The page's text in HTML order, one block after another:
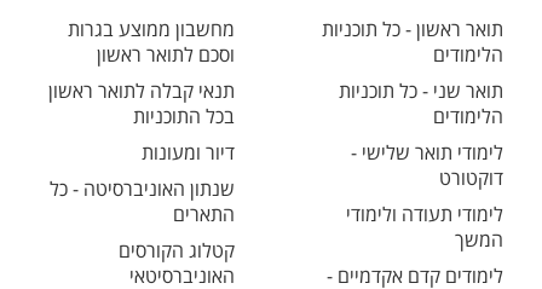
תואר ראשון - כל תוכניות
הלימודים
תואר שני - כל תוכניות
הלימודים
לימודי תואר שלישי -
דוקטורט
לימודי תעודה ולימודי
המשך
לימודים קדם אקדמיים -
מחשבון ממוצע בגרות
וסכם לתואר ראשון
תנאי קבלה לתואר ראשון
בכל התוכניות
דיור ומעונות
שנתון האוניברסיטה - כל
התארים
קטלוג הקורסים
האוניברסיטאי